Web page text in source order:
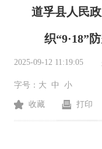
道孚县人民
织“9·18”
2025-09-12 11:19:05
字号： 大 中 小
收藏 打印